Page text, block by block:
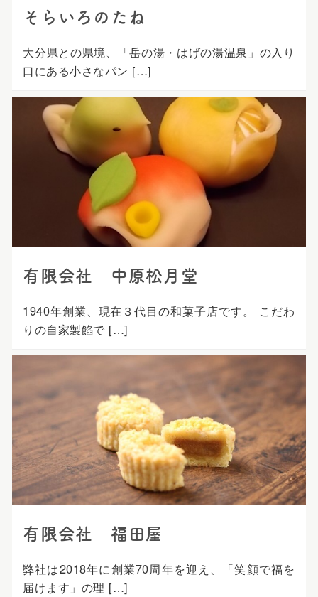
そらいろのたね
大分県との県境、「岳の湯・はげの湯温泉」の入り
口にある小さなパン […]
有限会社 中原松月堂
1940年創業、現在３代目の和菓子店です。 こだわ
りの自家製餡で […]
有限会社 福田屋
弊社は2018年に創業70周年を迎え、「笑顔で福を
届けます」の理 […]